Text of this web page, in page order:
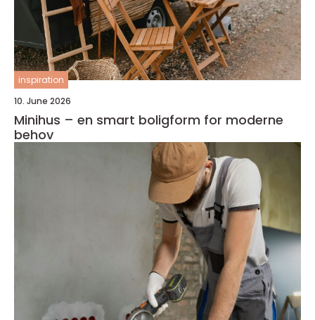
inspiration
10. June 2026
Minihus – en smart boligform for moderne
behov